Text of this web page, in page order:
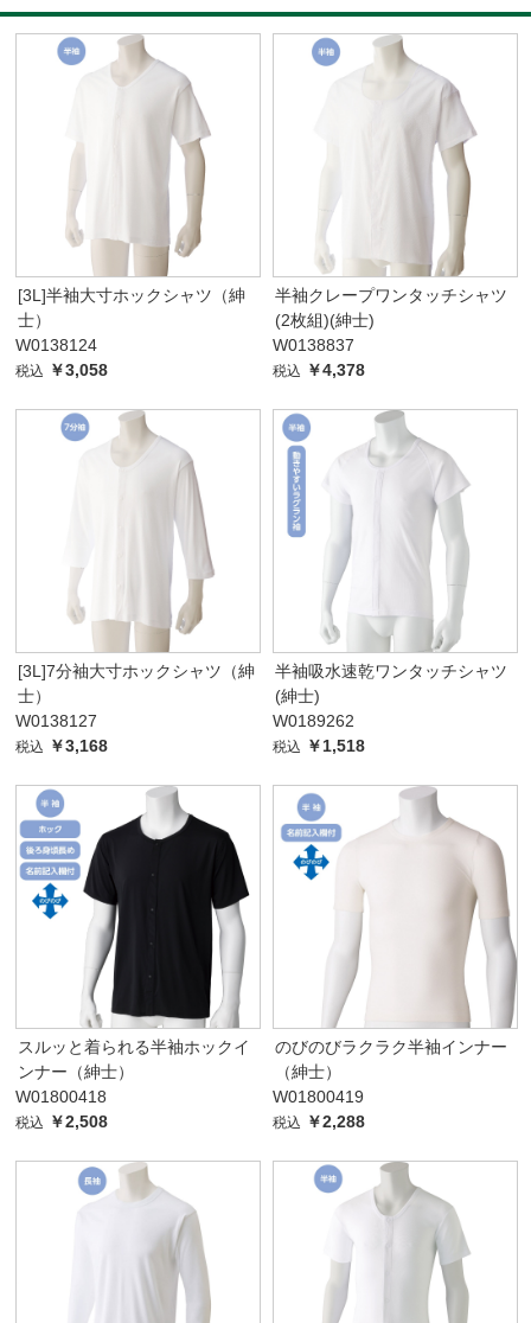
[3L]半袖大寸ホックシャツ（紳
士）
W0138124
税込 ￥3,058
半袖クレープワンタッチシャツ
(2枚組)(紳士)
W0138837
税込 ￥4,378
[3L]7分袖大寸ホックシャツ（紳
士）
W0138127
税込 ￥3,168
半袖吸水速乾ワンタッチシャツ
(紳士)
W0189262
税込 ￥1,518
スルッと着られる半袖ホックイ
ンナー（紳士）
W01800418
税込 ￥2,508
のびのびラクラク半袖インナー
（紳士）
W01800419
税込 ￥2,288